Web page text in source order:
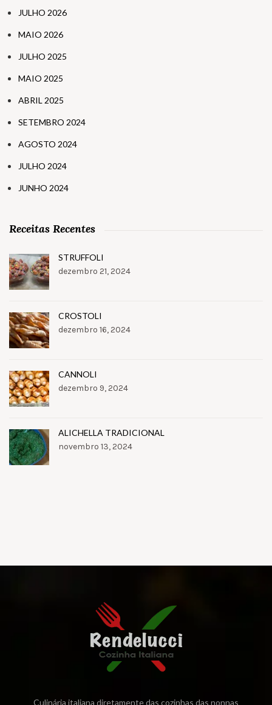
JULHO 2026
MAIO 2026
JULHO 2025
MAIO 2025
ABRIL 2025
SETEMBRO 2024
AGOSTO 2024
JULHO 2024
JUNHO 2024
Receitas Recentes
STRUFFOLI
dezembro 21, 2024
CROSTOLI
dezembro 16, 2024
CANNOLI
dezembro 9, 2024
ALICHELLA TRADICIONAL
novembro 13, 2024
Culinária italiana diretamente das cozinhas das nonnas